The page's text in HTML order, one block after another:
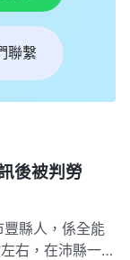
聯繫
後被判勞
縣人，係全能
右，在沛縣一接